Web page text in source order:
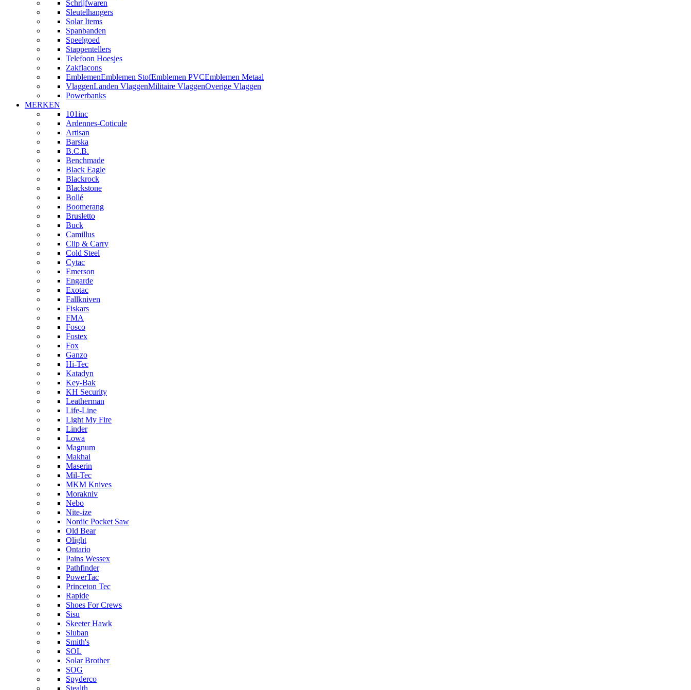
Schrijfwaren
Sleutelhangers
Solar Items
Spanbanden
Speelgoed
Stappentellers
Telefoon Hoesjes
Zakflacons
EmblemenEmblemen StofEmblemen PVCEmblemen Metaal
VlaggenLanden VlaggenMilitaire VlaggenOverige Vlaggen
Powerbanks
MERKEN
101inc
Ardennes-Coticule
Artisan
Barska
B.C.B.
Benchmade
Black Eagle
Blackrock
Blackstone
Bollé
Boomerang
Brusletto
Buck
Camillus
Clip & Carry
Cold Steel
Cytac
Emerson
Engarde
Exotac
Fallkniven
Fiskars
FMA
Fosco
Fostex
Fox
Ganzo
Hi-Tec
Katadyn
Key-Bak
KH Security
Leatherman
Life-Line
Light My Fire
Linder
Lowa
Magnum
Makhai
Maserin
Mil-Tec
MKM Knives
Morakniv
Nebo
Nite-ize
Nordic Pocket Saw
Old Bear
Olight
Ontario
Pains Wessex
Pathfinder
PowerTac
Princeton Tec
Rapide
Shoes For Crews
Sisu
Skeeter Hawk
Sluban
Smith's
SOL
Solar Brother
SOG
Spyderco
Stealth